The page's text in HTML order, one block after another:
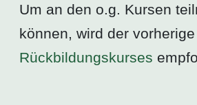
Um an den o.g. Kursen
können, wird der
Rückbildungskurses